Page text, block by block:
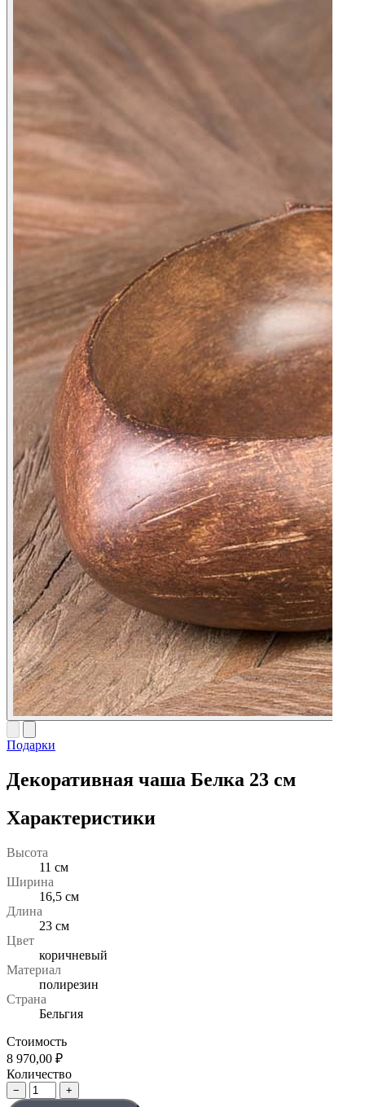
Подарки
Декоративная чаша Белка 23 см
Характеристики
Высота
11 см
Ширина
16,5 см
Длина
23 см
Цвет
коричневый
Материал
полирезин
Страна
Бельгия
Стоимость
8 970,00 ₽
Количество
− +